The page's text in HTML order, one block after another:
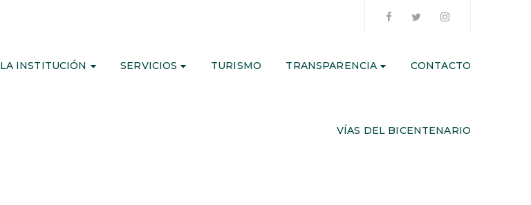
LA INSTITUCIÓN SERVICIOS TURISMO TRANSPARENCIA CONTACTO
VÍAS DEL BICENTENARIO